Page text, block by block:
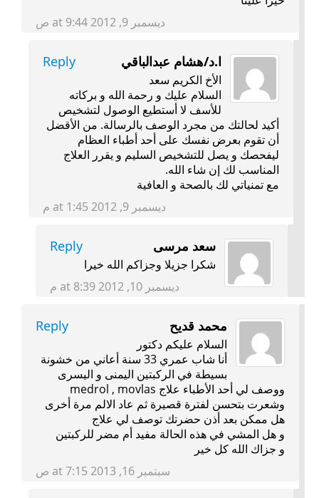
ديسمبر 9, 2012 at 9:44 ص
ا.د/هشام عبدالباقي Reply
الأخ الكريم سعد
السلام عليك و رحمة الله و بركاته
للأسف لا أستطيع الوصول لتشخيص
أكيد لحالتك من مجرد الوصف بالرسالة. من الأقضل
أن تقوم بعرض نفسك على أحد أطباء العظام
ليفحصك و يصل للتشخيص السليم و يقرر العلاج
المناسب لك إن شاء الله.
مع تمنياتي لك بالصحة و العافية
ديسمبر 9, 2012 at 1:45 م
سعد مرسى Reply
شكرا جزيلا وجزاكم الله خيرا
ديسمبر 10, 2012 at 8:39 م
محمد قديح Reply
السلام عليكم دكتور
أنا شاب عمري 33 سنة أعاني من خشونة
بسيطة في الركبتين اليمنى و اليسرى
ووصف لي أحد الأطباء علاج medrol , movlas
وشعرت بتحسن لفترة قصيرة ثم عاد الالم مرة أخرى
هل ممكن بعد أذن حضرتك توصف لي علاج
و هل المشي في هذه الحالة مفيد أم مضر للركبتين
و جزاك الله كل خير
سبتمبر 16, 2013 at 7:15 ص